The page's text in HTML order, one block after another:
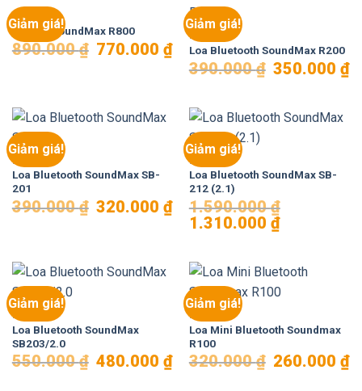
Giảm giá!
LOA
Loa 2.1 SoundMax R800
890.000₫
Giá
gốc
770.000 ₫Giá
hiện
Giảm giá!
LOA
Loa Bluetooth SoundMax R200
390.000₫ Giá
gốc
350.000 ₫
Giảm giá!
LOA
Loa Bluetooth SoundMax SB-
201
390.000₫ Giá
gốc
320.000 ₫Giá
hiện
Giảm giá!
LOA
Loa Bluetooth SoundMax SB-
212 (2.1)
1.590.000₫
Giá
gốc
1.310.000 ₫Giá
hiện
Giảm giá!
LOA
Loa Bluetooth SoundMax
SB203/2.0
550.000₫
Giá
gốc
480.000 ₫Giá
hiện
Giảm giá!
LOA
Loa Mini Bluetooth Soundmax
R100
320.000₫
Giá
gốc
260.000 ₫